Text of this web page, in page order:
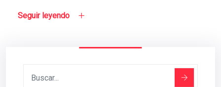
Seguir leyendo